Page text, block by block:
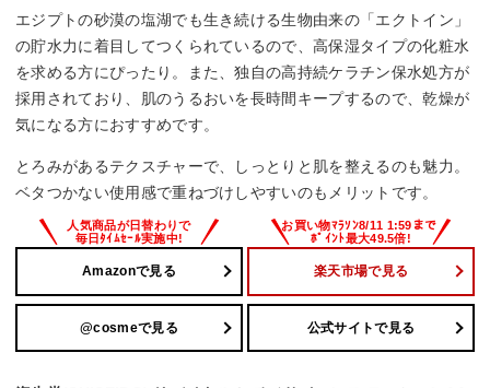
エジプトの砂漠の塩湖でも生き続ける生物由来の「エクトイン」
の貯水力に着目してつくられているので、高保湿タイプの化粧水
を求める方にぴったり。また、独自の高持続ケラチン保水処方が
採用されており、肌のうるおいを長時間キープするので、乾燥が
気になる方におすすめです。
とろみがあるテクスチャーで、しっとりと肌を整えるのも魅力。
ベタつかない使用感で重ねづけしやすいのもメリットです。
Amazonで見る 楽天市場で見る
@cosmeで見る 公式サイトで見る